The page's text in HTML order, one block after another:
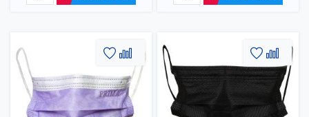
Adaugati
Lista
de
Dorinte
Adaugati
pentru
comparare
la
Lista
de
Dorinte